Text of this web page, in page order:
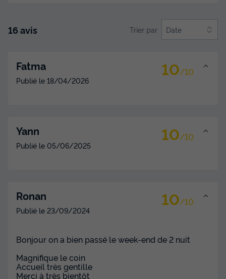
Annulation gratuite
Cafetière
MOBILHOME 4 personnes - Premium Vue Mer 3 Pièces 4
Personnes + TV
du20/09/2026au27/09/2026
Voir les disponibilités
16 avis Trier par Date
Fatma 10/10
Publié le 18/04/2026
Yann 10/10
Publié le 05/06/2025
Ronan 10/10
Publié le 23/09/2024
Bonjour on a bien passé le week-end de 2 nuit
Magnifique le coin
Accueil très gentille
Merci à très bientôt